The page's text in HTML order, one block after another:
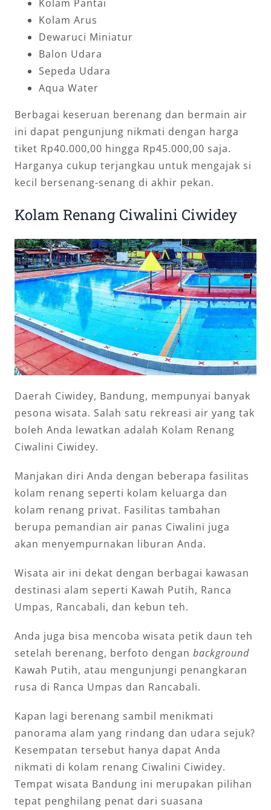
Kolam Pantai
Kolam Arus
Dewaruci Miniatur
Balon Udara
Sepeda Udara
Aqua Water
Berbagai keseruan berenang dan bermain air
ini dapat pengunjung nikmati dengan harga
tiket Rp40.000,00 hingga Rp45.000,00 saja.
Harganya cukup terjangkau untuk mengajak si
kecil bersenang-senang di akhir pekan.
Kolam Renang Ciwalini Ciwidey
Daerah Ciwidey, Bandung, mempunyai banyak
pesona wisata. Salah satu rekreasi air yang tak
boleh Anda lewatkan adalah Kolam Renang
Ciwalini Ciwidey.
Manjakan diri Anda dengan beberapa fasilitas
kolam renang seperti kolam keluarga dan
kolam renang privat. Fasilitas tambahan
berupa pemandian air panas Ciwalini juga
akan menyempurnakan liburan Anda.
Wisata air ini dekat dengan berbagai kawasan
destinasi alam seperti Kawah Putih, Ranca
Umpas, Rancabali, dan kebun teh.
Anda juga bisa mencoba wisata petik daun teh
setelah berenang, berfoto dengan background
Kawah Putih, atau mengunjungi penangkaran
rusa di Ranca Umpas dan Rancabali.
Kapan lagi berenang sambil menikmati
panorama alam yang rindang dan udara sejuk?
Kesempatan tersebut hanya dapat Anda
nikmati di kolam renang Ciwalini Ciwidey.
Tempat wisata Bandung ini merupakan pilihan
tepat penghilang penat dari suasana